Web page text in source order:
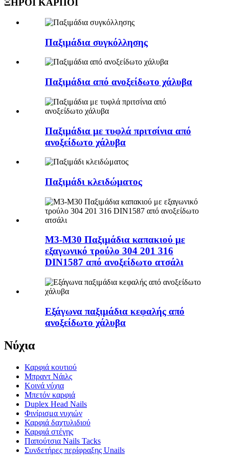
ΞΗΡΟΙ ΚΑΡΠΟΙ
Παξιμάδια συγκόλλησης
Παξιμάδια από ανοξείδωτο χάλυβα
Παξιμάδια με τυφλά πριτσίνια από
ανοξείδωτο χάλυβα
Παξιμάδι κλειδώματος
M3-M30 Παξιμάδια καπακιού με
εξαγωνικό τρούλο 304 201 316
DIN1587 από ανοξείδωτο ατσάλι
Εξάγωνα παξιμάδια κεφαλής από
ανοξείδωτο χάλυβα
Νύχια
Καρφιά κουτιού
Μπραντ Νάιλς
Κοινά νύχια
Μπετόν καρφιά
Duplex Head Nails
Φινίρισμα νυχιών
Καρφιά δαχτυλιδιού
Καρφιά στέγης
Παπούτσια Nails Tacks
Συνδετήρες περίφραξης Unails